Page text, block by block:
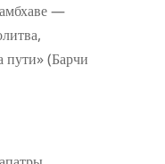
—
пути» (Барчи